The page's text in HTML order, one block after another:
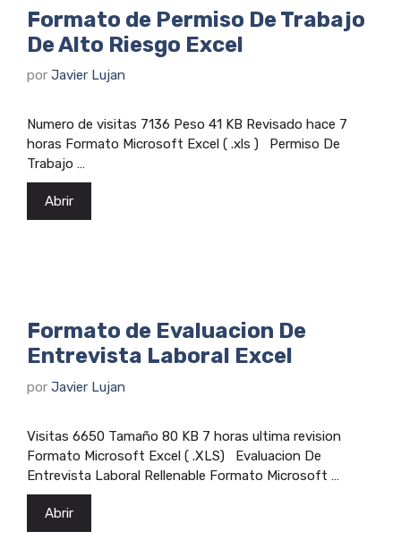
Formato de Permiso De Trabajo
De Alto Riesgo Excel
por Javier Lujan
Numero de visitas 7136 Peso 41 KB Revisado hace 7
horas Formato Microsoft Excel ( .xls ) Permiso De
Trabajo …
Abrir
Formato de Evaluacion De
Entrevista Laboral Excel
por Javier Lujan
Visitas 6650 Tamaño 80 KB 7 horas ultima revision
Formato Microsoft Excel ( .XLS) Evaluacion De
Entrevista Laboral Rellenable Formato Microsoft …
Abrir